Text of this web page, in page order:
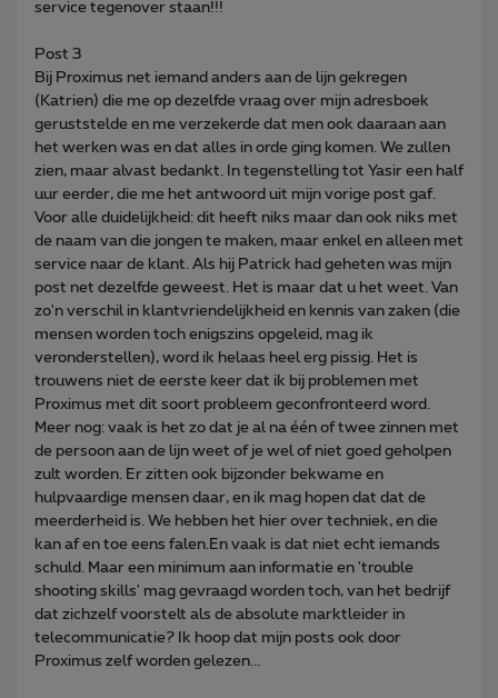
service tegenover staan!!!
Post 3
Bij Proximus net iemand anders aan de lijn gekregen
(Katrien) die me op dezelfde vraag over mijn adresboek
geruststelde en me verzekerde dat men ook daaraan aan
het werken was en dat alles in orde ging komen. We zullen
zien, maar alvast bedankt. In tegenstelling tot Yasir een half
uur eerder, die me het antwoord uit mijn vorige post gaf.
Voor alle duidelijkheid: dit heeft niks maar dan ook niks met
de naam van die jongen te maken, maar enkel en alleen met
service naar de klant. Als hij Patrick had geheten was mijn
post net dezelfde geweest. Het is maar dat u het weet. Van
zo'n verschil in klantvriendelijkheid en kennis van zaken (die
mensen worden toch enigszins opgeleid, mag ik
veronderstellen), word ik helaas heel erg pissig. Het is
trouwens niet de eerste keer dat ik bij problemen met
Proximus met dit soort probleem geconfronteerd word.
Meer nog: vaak is het zo dat je al na één of twee zinnen met
de persoon aan de lijn weet of je wel of niet goed geholpen
zult worden. Er zitten ook bijzonder bekwame en
hulpvaardige mensen daar, en ik mag hopen dat dat de
meerderheid is. We hebben het hier over techniek, en die
kan af en toe eens falen.En vaak is dat niet echt iemands
schuld. Maar een minimum aan informatie en 'trouble
shooting skills' mag gevraagd worden toch, van het bedrijf
dat zichzelf voorstelt als de absolute marktleider in
telecommunicatie? Ik hoop dat mijn posts ook door
Proximus zelf worden gelezen...